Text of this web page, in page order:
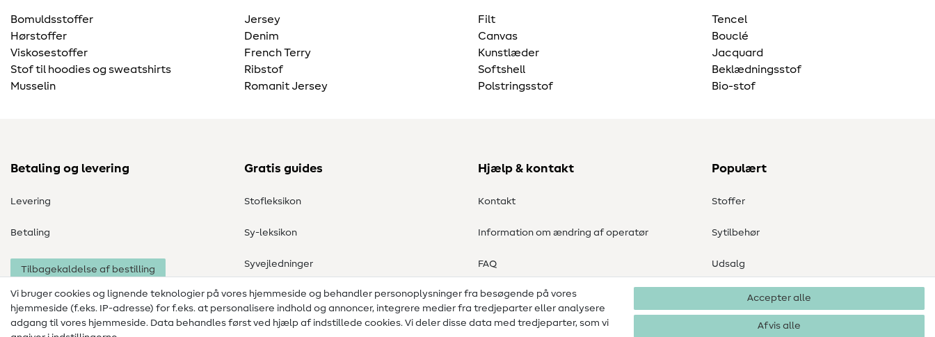
Bomuldsstoffer
Hørstoffer
Viskosestoffer
Stof til hoodies og sweatshirts
Musselin
Jersey
Denim
French Terry
Ribstof
Romanit Jersey
Filt
Canvas
Kunstlæder
Softshell
Polstringsstof
Tencel
Bouclé
Jacquard
Beklædningsstof
Bio-stof
Betaling og levering
Levering
Betaling
Tilbagekaldelse af bestilling
Gratis guides
Stofleksikon
Sy-leksikon
Syvejledninger
Hjælp & kontakt
Kontakt
Information om ændring af operatør
FAQ
Fortrydelsesret
Populært
Stoffer
Sytilbehør
Udsalg
Vi bruger cookies og lignende teknologier på vores hjemmeside og behandler personoplysninger fra besøgende på vores
hjemmeside (f.eks. IP-adresse) for f.eks. at personalisere indhold og annoncer, integrere medier fra tredjeparter eller analysere
adgang til vores hjemmeside. Data behandles først ved hjælp af indstillede cookies. Vi deler disse data med tredjeparter, som vi
Accepter alle
Afvis alle